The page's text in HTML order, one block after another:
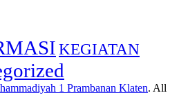
KEGIATAN
1 Prambanan Klaten. All